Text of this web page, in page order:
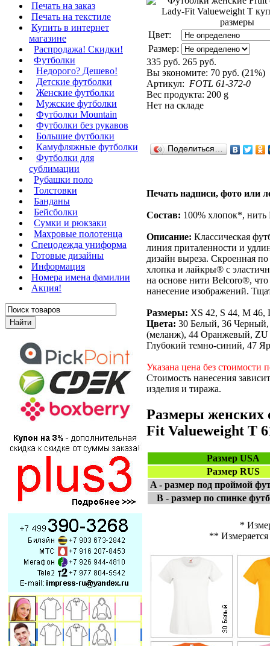
Печать на заказ
Печать на текстиле
Купить в интернет
магазине
Распродажа! Скидки!
Футболки
Недорого? Дешево!
Детские футболки
Женские футболки
Мужские футболки
Футболки Mountain
Футболки без рукавов
Большие футболки
Камуфляжные футболки
Футболки для
сублимации
Рубашки поло
Толстовки
Банданы
Бейсболки
Сумки и рюкзаки
Махровые полотенца
Cпецодежда униформа
Готовые дизайны
Информация
Номера имена фамилии
Акция!
Цвет:
Размер:
335 руб. 265 руб.
Вы экономите: 70 руб. (21%)
Артикул: FOTL 61-372-0
Вес продукта: 200 g
Нет на складе
Поделиться…
Печать надписи, фото или
Состав: 100% хлопок*,
Описание: Классическая
линия приталенности и
дизайн выреза. Скроенная
хлопка и лайкры® с
на основе нити Belcoro®, что
нанесение изображений.
Размеры: XS 42, S 44, M 46,
Цвета: 30 Белый, 36
(меланж), 44 Оранжевый, ZU
Глубокий темно-синий, 47
Указана цена без стоимости
Стоимость нанесения
изделия и тиража.
Размеры женских
Fit Valueweight T
Размер USA
Размер RUS
A - размер под проймой
B - размер по спинке
*
**